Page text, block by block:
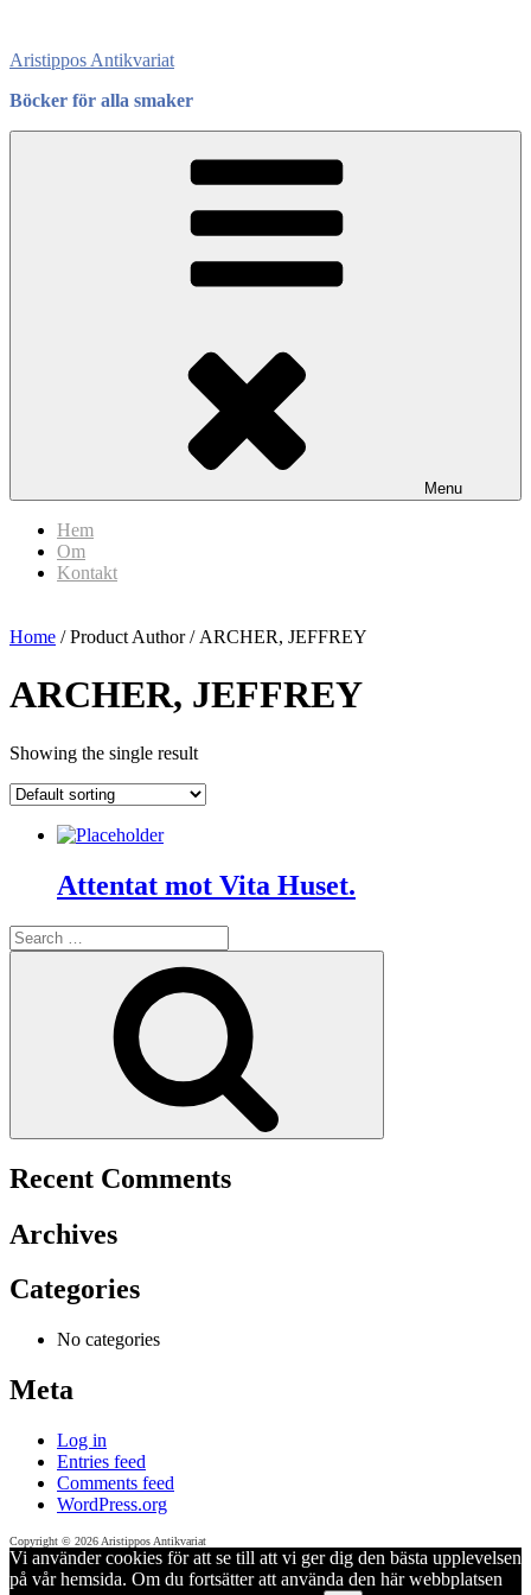
content
Aristippos Antikvariat
Böcker för alla smaker
Menu
Hem
Om
Kontakt
Home / Product Author / ARCHER, JEFFREY
ARCHER, JEFFREY
Showing the single result
Attentat mot Vita Huset.
Search
for:
Recent Comments
Archives
Categories
No categories
Meta
Log in
Entries feed
Comments feed
WordPress.org
Copyright © 2026 Aristippos Antikvariat
Vi använder cookies för att se till att vi ger dig den bästa upplevelsen
på vår hemsida. Om du fortsätter att använda den här webbplatsen